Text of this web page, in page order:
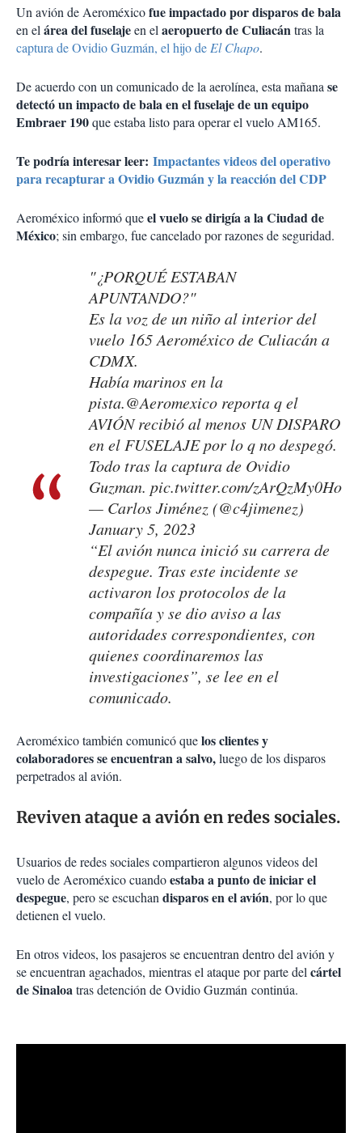
Un avión de Aeroméxicofue impactado por disparos de bala
en elárea del fuselajeen elaeropuerto de Culiacántras la
captura de Ovidio Guzmán, el hijo deEl Chapo.
De acuerdo con un comunicado de la aerolínea, esta mañanase
detectó un impacto de bala en el fuselaje de un equipo
Embraer 190que estaba listo para operar el vuelo AM165.
Te podría interesar leer: Impactantes videos del operativo
para recapturar a Ovidio Guzmán y la reacción del CDP
Aeroméxico informó queel vuelo se dirigía a la Ciudad de
México; sin embargo, fue cancelado por razones de seguridad.
"¿PORQUÉ ESTABAN
APUNTANDO?"
Es la voz de un niño al interior del
vuelo 165 Aeroméxico de Culiacán a
CDMX.
Había marinos en la
pista.@Aeromexico reporta q el
AVIÓN recibió al menos UN DISPARO
en el FUSELAJE por lo q no despegó.
Todo tras la captura de Ovidio
Guzman. pic.twitter.com/zArQzMy0Ho
— Carlos Jiménez (@c4jimenez)
January 5, 2023
“El avión nunca inició su carrera de
despegue. Tras este incidente se
activaron los protocolos de la
compañía y se dio aviso a las
autoridades correspondientes, con
quienes coordinaremos las
investigaciones”, se lee en el
comunicado.
Aeroméxico también comunicó quelos clientes y
colaboradores se encuentran a salvo,luego de los disparos
perpetrados al avión.
Reviven ataque a avión en redes sociales.
Usuarios de redes sociales compartieron algunos videos del
vuelo de Aeroméxico cuandoestaba a punto de iniciar el
despegue, pero se escuchandisparos en el avión, por lo que
detienen el vuelo.
En otros videos, los pasajeros se encuentran dentro del avión y
se encuentran agachados, mientras el ataque por parte delcártel
de Sinaloatras detención de Ovidio Guzmán continúa.